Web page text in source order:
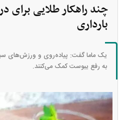
چند راهکار طلایی برای
بارداری
یک ماما گفت: پیاده‌روی و ورزش‌های
به رفع یبوست کمک می‌کنند.